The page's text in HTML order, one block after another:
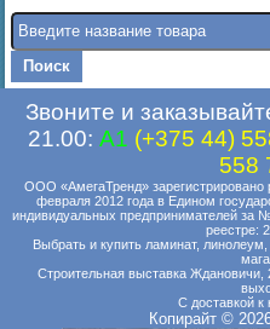
Звоните и
21.00: A1 (+375 44)
558
ООО «АмегаТренд» зарегистрировано
февраля 2012 года в Едином
индивидуальных предпринимателей за
реестре:
Выбрать и купить ламинат,
Строительная выставка Ждановичи,
С доставкой к
Копирайт ©